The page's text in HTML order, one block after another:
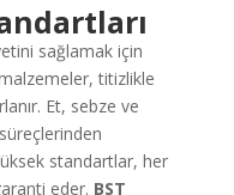
sağlamak için
titizlikle
Et, sebze ve
standartlar, her
eder. BST